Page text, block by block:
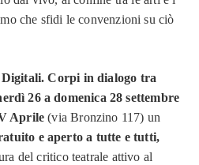
che sfidi le convenzioni su ciò
Corpi in dialogo tra
26 a domenica 28 settembre
Aprile(via Bronzino 117) un
e aperto a tutte e tutti,
del critico teatrale attivo al